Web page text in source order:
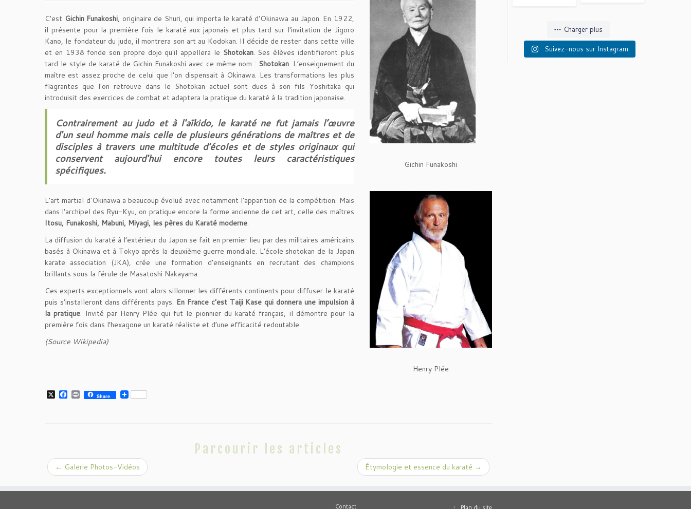
C'est Gichin Funakoshi, originaire de Shuri, qui importa le karaté d'Okinawa au Japon. En 1922,
il présente pour la première fois le karaté aux japonais et plus tard sur l'invitation de Jigoro
Kano, le fondateur du judo, il montrera son art au Kodokan. Il décide de rester dans cette ville
et en 1938 fonde son propre dojo qu'il appellera le Shotokan. Ses élèves identifieront plus
tard le style de karaté de Gichin Funakoshi avec ce même nom : Shotokan. L’enseignement du
maître est assez proche de celui que l'on dispensait à Okinawa. Les transformations les plus
flagrantes que l'on retrouve dans le Shotokan actuel sont dues à son fils Yoshitaka qui
introduisit des exercices de combat et adaptera la pratique du karaté à la tradition japonaise.
Contrairement au judo et à l'aïkido, le karaté ne fut jamais l’œuvre
d'un seul homme mais celle de plusieurs générations de maîtres et de
disciples à travers une multitude d'écoles et de styles originaux qui
conservent aujourd'hui encore toutes leurs caractéristiques
spécifiques.
L'art martial d'Okinawa a beaucoup évolué avec notamment l'apparition de la compétition. Mais
dans l'archipel des Ryu-Kyu, on pratique encore la forme ancienne de cet art, celle des maîtres
Itosu, Funakoshi, Mabuni, Miyagi, les pères du Karaté moderne.
La diffusion du karaté à l’extérieur du Japon se fait en premier lieu par des militaires américains
basés à Okinawa et à Tokyo après la deuxième guerre mondiale. L’école shotokan de la Japan
karate association (JKA), crée une formation d’enseignants en recrutant des champions
brillants sous la férule de Masatoshi Nakayama.
Ces experts exceptionnels vont alors sillonner les différents continents pour diffuser le karaté
puis s’installeront dans différents pays. En France c’est Taiji Kase qui donnera une impulsion à
la pratique. Invité par Henry Plée qui fut le pionnier du karaté français, il démontre pour la
première fois dans l’hexagone un karaté réaliste et d’une efficacité redoutable.
(Source Wikipedia)
Gichin Funakoshi
Henry Plée
X Facebook
PrintShare
Parcourir les articles
← Galerie Photos-Vidéos Étymologie et essence du karaté →
Charger plus
Suivez-nous sur Instagram
Contact